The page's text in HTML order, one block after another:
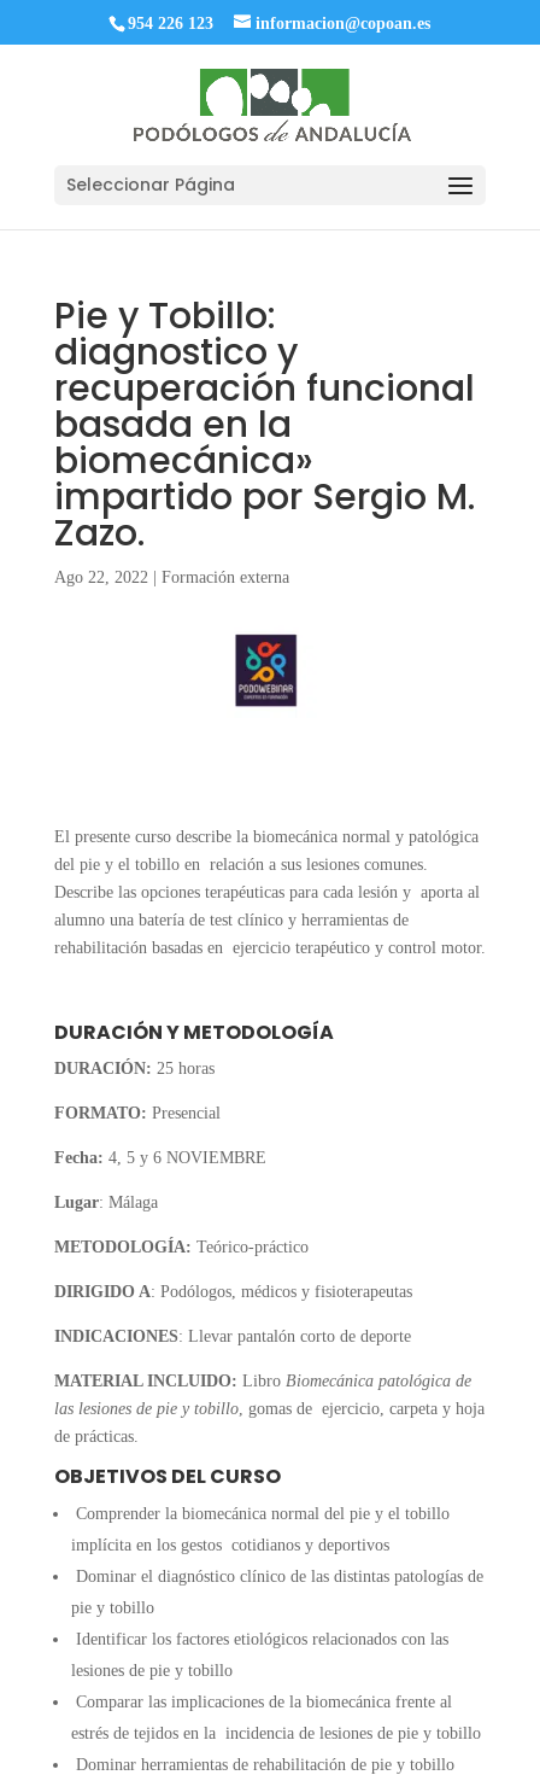
954 226 123 informacion@copoan.es
Seleccionar Página
Pie y Tobillo:
diagnostico y
recuperación funcional
basada en la
biomecánica»
impartido por Sergio M.
Zazo.
Ago 22, 2022| Formación externa
El presente curso describe la biomecánica normal y patológica
del pie y el tobillo en relación a sus lesiones comunes.
Describe las opciones terapéuticas para cada lesión y aporta al
alumno una batería de test clínico y herramientas de
rehabilitación basadas en ejercicio terapéutico y control motor.
DURACIÓN Y METODOLOGÍA
DURACIÓN: 25 horas
FORMATO: Presencial
Fecha: 4, 5 y 6 NOVIEMBRE
Lugar: Málaga
METODOLOGÍA: Teórico-práctico
DIRIGIDO A: Podólogos, médicos y fisioterapeutas
INDICACIONES: Llevar pantalón corto de deporte
MATERIAL INCLUIDO: Libro Biomecánica patológica de
las lesiones de pie y tobillo, gomas de ejercicio, carpeta y hoja
de prácticas.
OBJETIVOS DEL CURSO
Comprender la biomecánica normal del pie y el tobillo
implícita en los gestos cotidianos y deportivos
Dominar el diagnóstico clínico de las distintas patologías de
pie y tobillo
Identificar los factores etiológicos relacionados con las
lesiones de pie y tobillo
Comparar las implicaciones de la biomecánica frente al
estrés de tejidos en la incidencia de lesiones de pie y tobillo
Dominar herramientas de rehabilitación de pie y tobillo